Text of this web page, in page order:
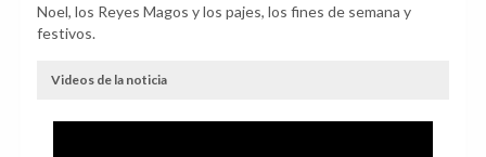
Noel, los Reyes Magos y los pajes, los fines de semana y
festivos.
Videos de la noticia